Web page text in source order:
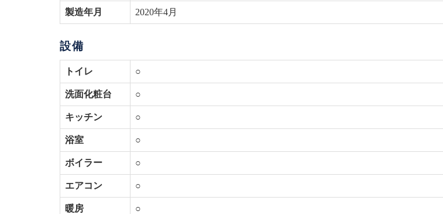
製造年月 2020年4月
設備
トイレ ○
洗面化粧台 ○
キッチン ○
浴室 ○
ボイラー ○
エアコン ○
暖房 ○